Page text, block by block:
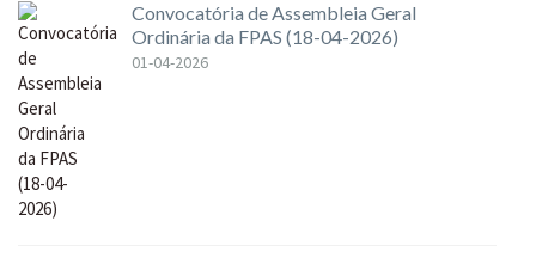
Convocatória de Assembleia Geral
Ordinária da FPAS (18-04-2026)
01-04-2026